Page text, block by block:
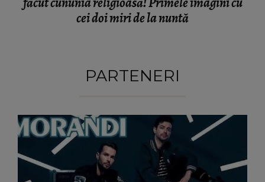
cei doi miri de la nuntă
PARTENERI